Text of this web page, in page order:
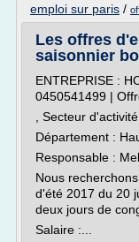
emploi sur paris /
Les offres
saisonnier
ENTREPRISE :
0450541499 |
, Secteur
Département :
Responsable :
Nous
d'été 2017 du 20
deux jours de
Salaire :...